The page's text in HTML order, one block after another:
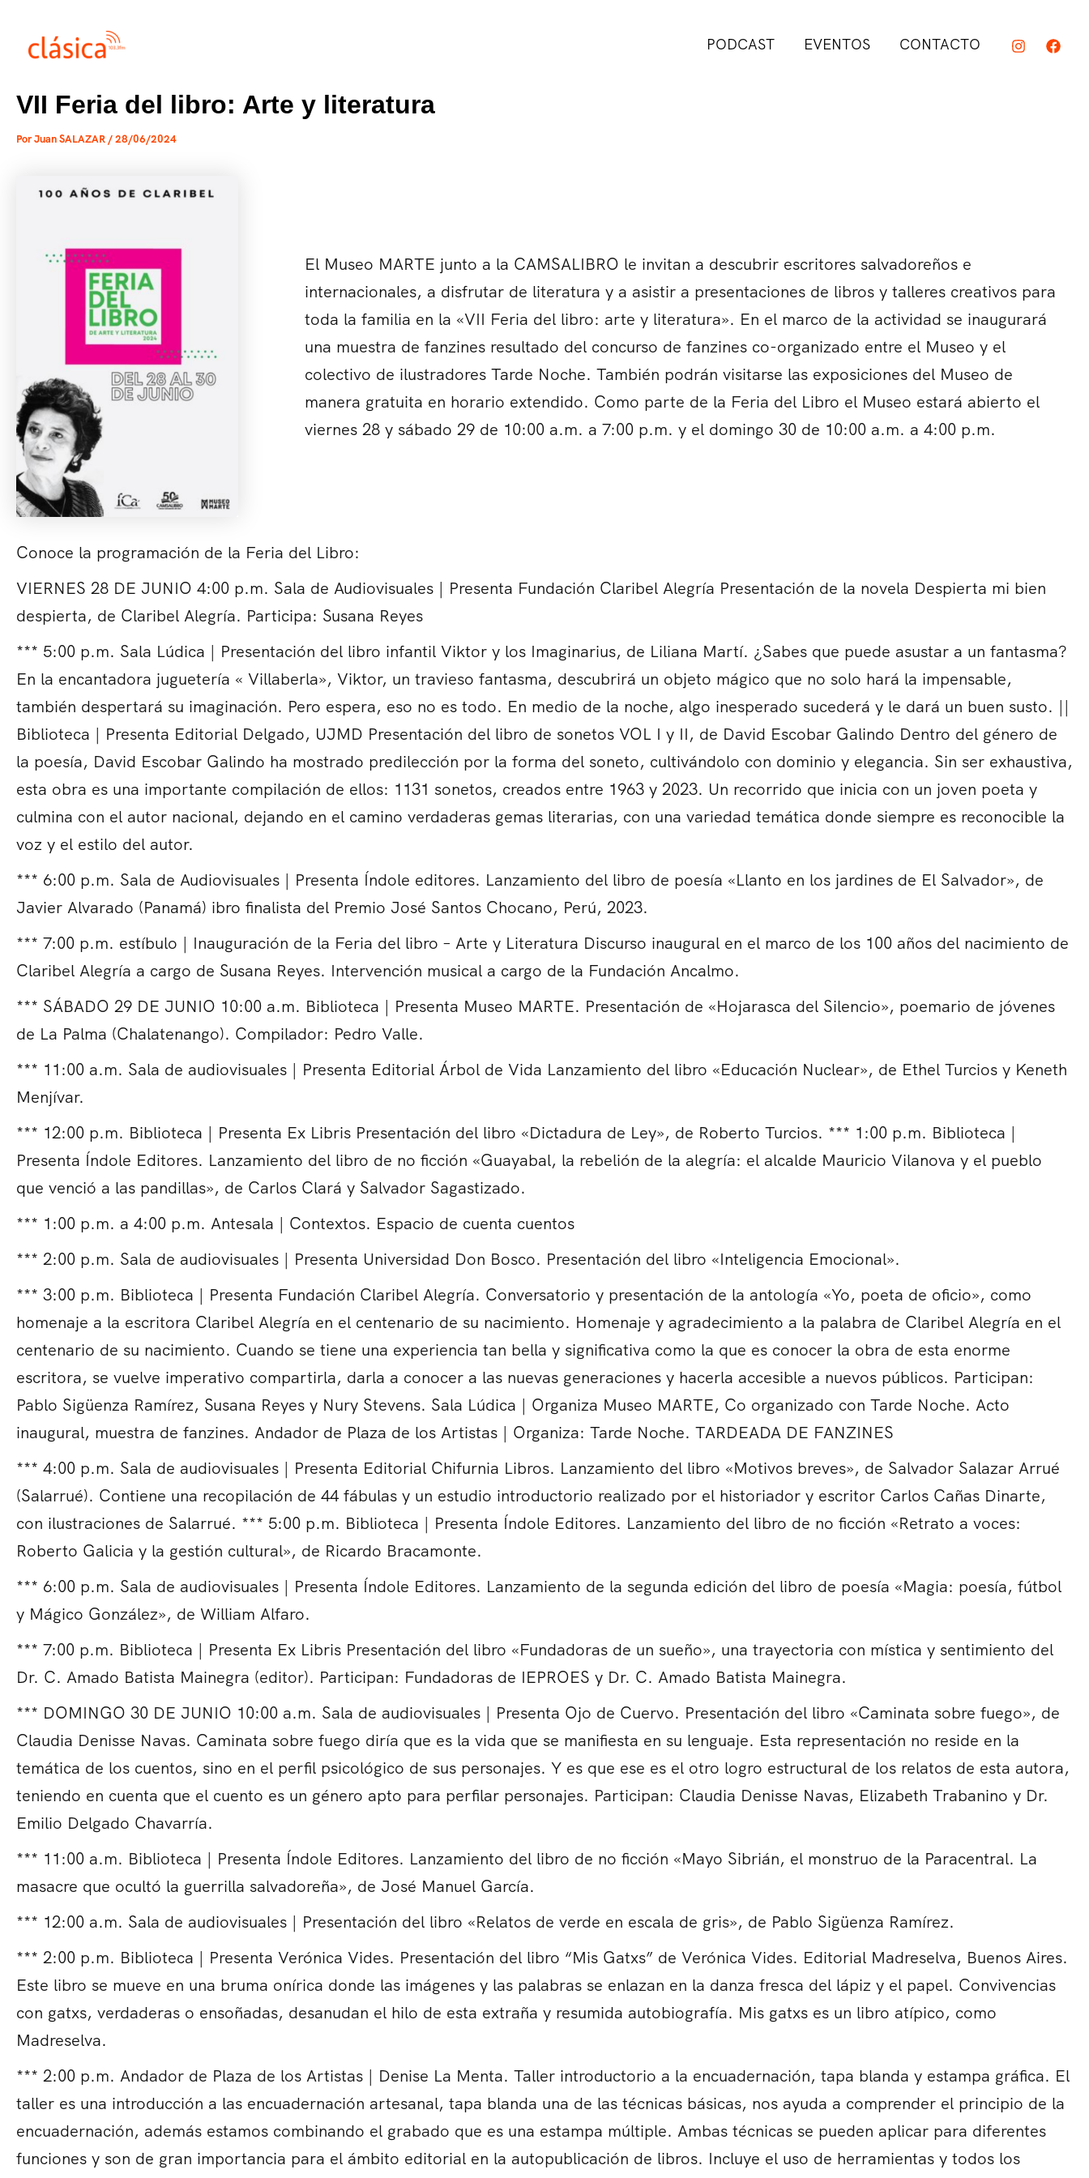
contenido
PODCAST EVENTOS CONTACTO
VII Feria del libro: Arte y literatura
PorJuan SALAZAR /28/06/2024
El Museo MARTE junto a la CAMSALIBRO le invitan a descubrir escritores salvadoreños e
internacionales, a disfrutar de literatura y a asistir a presentaciones de libros y talleres creativos para
toda la familia en la «VII Feria del libro: arte y literatura». En el marco de la actividad se inaugurará
una muestra de fanzines resultado del concurso de fanzines co-organizado entre el Museo y el
colectivo de ilustradores Tarde Noche. También podrán visitarse las exposiciones del Museo de
manera gratuita en horario extendido. Como parte de la Feria del Libro el Museo estará abierto el
viernes 28 y sábado 29 de 10:00 a.m. a 7:00 p.m. y el domingo 30 de 10:00 a.m. a 4:00 p.m.
Conoce la programación de la Feria del Libro:
VIERNES 28 DE JUNIO 4:00 p.m. Sala de Audiovisuales | Presenta Fundación Claribel Alegría Presentación de la novela Despierta mi bien
despierta, de Claribel Alegría. Participa: Susana Reyes
*** 5:00 p.m. Sala Lúdica | Presentación del libro infantil Viktor y los Imaginarius, de Liliana Martí. ¿Sabes que puede asustar a un fantasma?
En la encantadora juguetería « Villaberla», Viktor, un travieso fantasma, descubrirá un objeto mágico que no solo hará la impensable,
también despertará su imaginación. Pero espera, eso no es todo. En medio de la noche, algo inesperado sucederá y le dará un buen susto. ||
Biblioteca | Presenta Editorial Delgado, UJMD Presentación del libro de sonetos VOL I y II, de David Escobar Galindo Dentro del género de
la poesía, David Escobar Galindo ha mostrado predilección por la forma del soneto, cultivándolo con dominio y elegancia. Sin ser exhaustiva,
esta obra es una importante compilación de ellos: 1131 sonetos, creados entre 1963 y 2023. Un recorrido que inicia con un joven poeta y
culmina con el autor nacional, dejando en el camino verdaderas gemas literarias, con una variedad temática donde siempre es reconocible la
voz y el estilo del autor.
*** 6:00 p.m. Sala de Audiovisuales | Presenta Índole editores. Lanzamiento del libro de poesía «Llanto en los jardines de El Salvador», de
Javier Alvarado (Panamá) ibro finalista del Premio José Santos Chocano, Perú, 2023.
*** 7:00 p.m. estíbulo | Inauguración de la Feria del libro – Arte y Literatura Discurso inaugural en el marco de los 100 años del nacimiento de
Claribel Alegría a cargo de Susana Reyes. Intervención musical a cargo de la Fundación Ancalmo.
*** SÁBADO 29 DE JUNIO 10:00 a.m. Biblioteca | Presenta Museo MARTE. Presentación de «Hojarasca del Silencio», poemario de jóvenes
de La Palma (Chalatenango). Compilador: Pedro Valle.
*** 11:00 a.m. Sala de audiovisuales | Presenta Editorial Árbol de Vida Lanzamiento del libro «Educación Nuclear», de Ethel Turcios y Keneth
Menjívar.
*** 12:00 p.m. Biblioteca | Presenta Ex Libris Presentación del libro «Dictadura de Ley», de Roberto Turcios. *** 1:00 p.m. Biblioteca |
Presenta Índole Editores. Lanzamiento del libro de no ficción «Guayabal, la rebelión de la alegría: el alcalde Mauricio Vilanova y el pueblo
que venció a las pandillas», de Carlos Clará y Salvador Sagastizado.
*** 1:00 p.m. a 4:00 p.m. Antesala | Contextos. Espacio de cuenta cuentos
*** 2:00 p.m. Sala de audiovisuales | Presenta Universidad Don Bosco. Presentación del libro «Inteligencia Emocional».
*** 3:00 p.m. Biblioteca | Presenta Fundación Claribel Alegría. Conversatorio y presentación de la antología «Yo, poeta de oficio», como
homenaje a la escritora Claribel Alegría en el centenario de su nacimiento. Homenaje y agradecimiento a la palabra de Claribel Alegría en el
centenario de su nacimiento. Cuando se tiene una experiencia tan bella y significativa como la que es conocer la obra de esta enorme
escritora, se vuelve imperativo compartirla, darla a conocer a las nuevas generaciones y hacerla accesible a nuevos públicos. Participan:
Pablo Sigüenza Ramírez, Susana Reyes y Nury Stevens. Sala Lúdica | Organiza Museo MARTE, Co organizado con Tarde Noche. Acto
inaugural, muestra de fanzines. Andador de Plaza de los Artistas | Organiza: Tarde Noche. TARDEADA DE FANZINES
*** 4:00 p.m. Sala de audiovisuales | Presenta Editorial Chifurnia Libros. Lanzamiento del libro «Motivos breves», de Salvador Salazar Arrué
(Salarrué). Contiene una recopilación de 44 fábulas y un estudio introductorio realizado por el historiador y escritor Carlos Cañas Dinarte,
con ilustraciones de Salarrué. *** 5:00 p.m. Biblioteca | Presenta Índole Editores. Lanzamiento del libro de no ficción «Retrato a voces:
Roberto Galicia y la gestión cultural», de Ricardo Bracamonte.
*** 6:00 p.m. Sala de audiovisuales | Presenta Índole Editores. Lanzamiento de la segunda edición del libro de poesía «Magia: poesía, fútbol
y Mágico González», de William Alfaro.
*** 7:00 p.m. Biblioteca | Presenta Ex Libris Presentación del libro «Fundadoras de un sueño», una trayectoria con mística y sentimiento del
Dr. C. Amado Batista Mainegra (editor). Participan: Fundadoras de IEPROES y Dr. C. Amado Batista Mainegra.
*** DOMINGO 30 DE JUNIO 10:00 a.m. Sala de audiovisuales | Presenta Ojo de Cuervo. Presentación del libro «Caminata sobre fuego», de
Claudia Denisse Navas. Caminata sobre fuego diría que es la vida que se manifiesta en su lenguaje. Esta representación no reside en la
temática de los cuentos, sino en el perfil psicológico de sus personajes. Y es que ese es el otro logro estructural de los relatos de esta autora,
teniendo en cuenta que el cuento es un género apto para perfilar personajes. Participan: Claudia Denisse Navas, Elizabeth Trabanino y Dr.
Emilio Delgado Chavarría.
*** 11:00 a.m. Biblioteca | Presenta Índole Editores. Lanzamiento del libro de no ficción «Mayo Sibrián, el monstruo de la Paracentral. La
masacre que ocultó la guerrilla salvadoreña», de José Manuel García.
*** 12:00 a.m. Sala de audiovisuales | Presentación del libro «Relatos de verde en escala de gris», de Pablo Sigüenza Ramírez.
*** 2:00 p.m. Biblioteca | Presenta Verónica Vides. Presentación del libro “Mis Gatxs” de Verónica Vides. Editorial Madreselva, Buenos Aires.
Este libro se mueve en una bruma onírica donde las imágenes y las palabras se enlazan en la danza fresca del lápiz y el papel. Convivencias
con gatxs, verdaderas o ensoñadas, desanudan el hilo de esta extraña y resumida autobiografía. Mis gatxs es un libro atípico, como
Madreselva.
*** 2:00 p.m. Andador de Plaza de los Artistas | Denise La Menta. Taller introductorio a la encuadernación, tapa blanda y estampa gráfica. El
taller es una introducción a las encuadernación artesanal, tapa blanda una de las técnicas básicas, nos ayuda a comprender el principio de la
encuadernación, además estamos combinando el grabado que es una estampa múltiple. Ambas técnicas se pueden aplicar para diferentes
funciones y son de gran importancia para el ámbito editorial en la autopublicación de libros. Incluye el uso de herramientas y todos los